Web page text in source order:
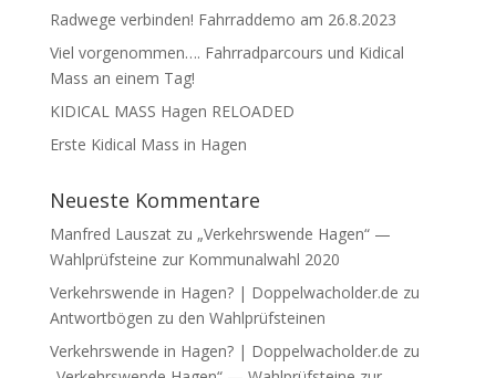
Radwege verbinden! Fahrraddemo am 26.8.2023
Viel vorgenommen…. Fahrradparcours und Kidical
Mass an einem Tag!
KIDICAL MASS Hagen RELOADED
Erste Kidical Mass in Hagen
Neueste Kommentare
Manfred Lauszatzu „Verkehrswende Hagen“ —
Wahlprüfsteine zur Kommunalwahl 2020
Verkehrswende in Hagen? | Doppelwacholder.de zu
Antwortbögen zu den Wahlprüfsteinen
Verkehrswende in Hagen? | Doppelwacholder.de zu